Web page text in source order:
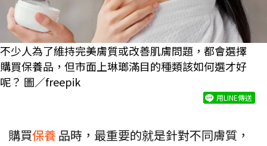
不少人為了維持完美膚質或改善肌膚問題，都會選擇
購買保養品，但市面上琳瑯滿目的種類該如何選才好
呢？ 圖／freepik
用LINE傳送
購買保養品時，最重要的就是針對不同膚質，